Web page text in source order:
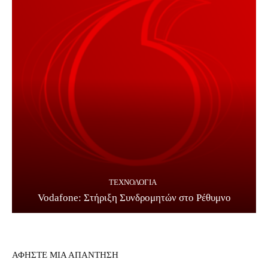
ΤΕΧΝΟΛΟΓΊΑ
Vodafone: Στήριξη Συνδρομητών στο Ρέθυμνο
ΑΦΗΣΤΕ ΜΙΑ ΑΠΑΝΤΗΣΗ